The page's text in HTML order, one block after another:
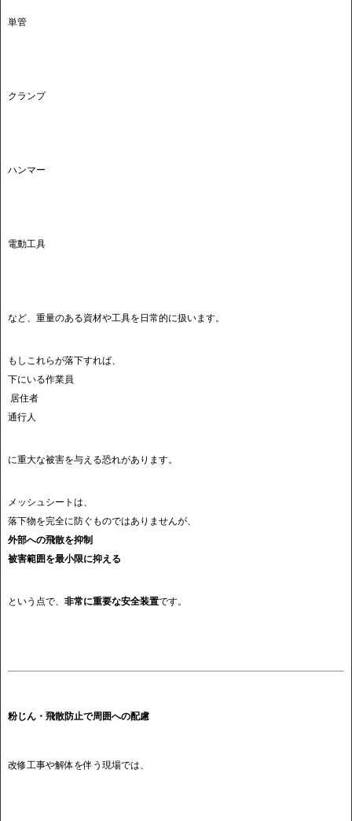
単管
クランプ
ハンマー
電動工具
など、重量のある資材や工具を日常的に扱います。
もしこれらが落下すれば、
下にいる作業員
居住者
通行人
に重大な被害を与える恐れがあります。
メッシュシートは、
落下物を完全に防ぐものではありませんが、
外部への飛散を抑制
被害範囲を最小限に抑える
という点で、 非常に重要な安全装置です。
粉じん・飛散防止で周囲への配慮
改修工事や解体を伴う現場では、